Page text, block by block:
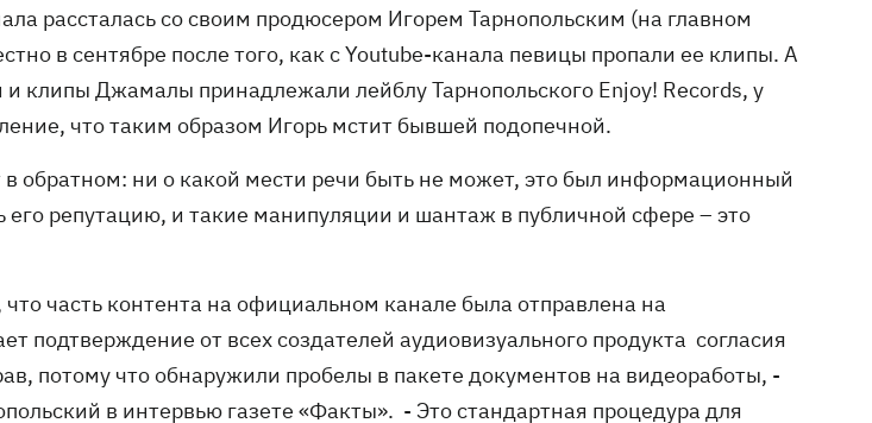
рассталась со своим продюсером Игорем Тарнопольским (на главном
в сентябре после того, как с Youtube-канала певицы пропали ее клипы. А
и клипы Джамалы принадлежали лейблу Тарнопольского Enjoy! Records, у
что таким образом Игорь мстит бывшей подопечной.
обратном: ни о какой мести речи быть не может, это был информационный
его репутацию, и такие манипуляции и шантаж в публичной сфере – это
часть контента на официальном канале была отправлена на
подтверждение от всех создателей аудиовизуального продукта согласия
потому что обнаружили пробелы в пакете документов на видеоработы, -
в интервью газете «Факты». - Это стандартная процедура для